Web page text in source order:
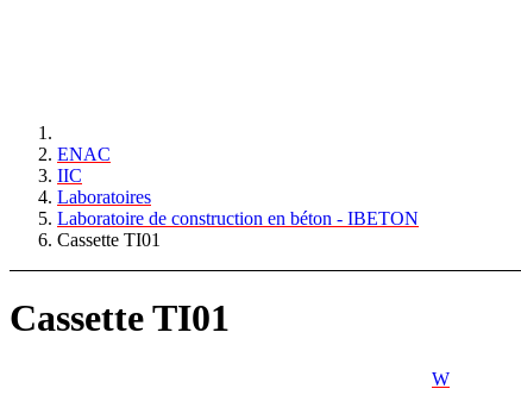
ENAC
IIC
Laboratoires
Laboratoire de construction en béton - IBETON
Cassette TI01
Cassette TI01
W